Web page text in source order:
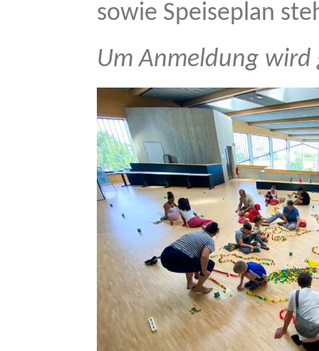
sowie Speiseplan
Um Anmeldung wird